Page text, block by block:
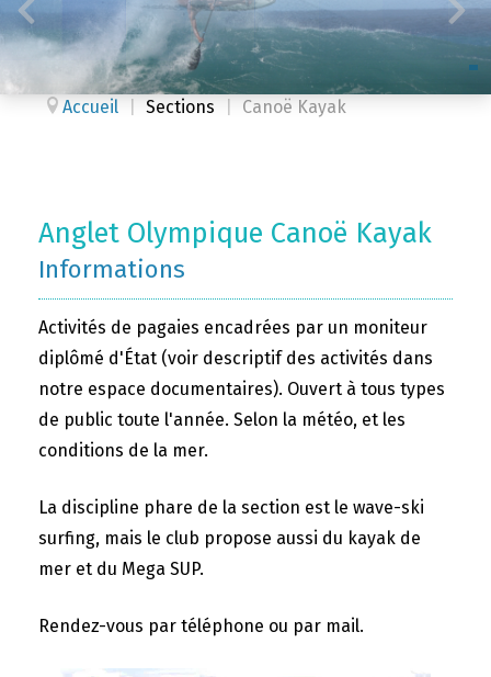
Accueil Sections Canoë Kayak
Anglet Olympique Canoë Kayak
Informations
Activités de pagaies encadrées par un moniteur
diplômé d'État (voir descriptif des activités dans
notre espace documentaires). Ouvert à tous types
de public toute l'année. Selon la météo, et les
conditions de la mer.
La discipline phare de la section est le wave-ski
surfing, mais le club propose aussi du kayak de
mer et du Mega SUP.
Rendez-vous par téléphone ou par mail.